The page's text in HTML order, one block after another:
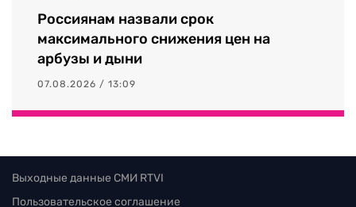
Россиянам назвали срок
максимального снижения цен на
арбузы и дыни
07.08.2026 / 13:09
Выходные данные СМИ RTVI
Пользовательское соглашение